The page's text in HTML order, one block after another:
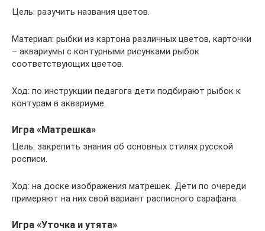
Цель: разучить названия цветов.
Материал: рыбки из картона различных цветов, карточки
– аквариумы с контурными рисунками рыбок
соответствующих цветов.
Ход: по инструкции педагога дети подбирают рыбок к
контурам в аквариуме.
Игра «Матрешка»
Цель: закрепить знания об основных стилях русской
росписи.
Ход: на доске изображения матрешек. Дети по очереди
примеряют на них свой вариант расписного сарафана.
Игра «Уточка и утята»